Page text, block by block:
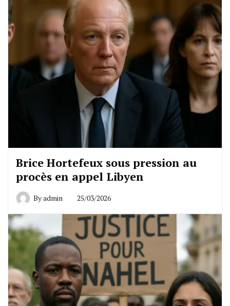
Brice Hortefeux sous pression au
procès en appel Libyen
Byadmin 25/03/2026